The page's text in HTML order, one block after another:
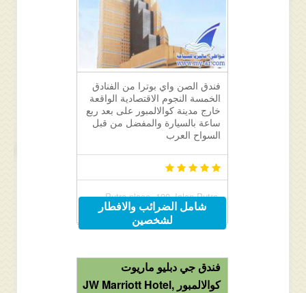
فندق الصن واي بوترا من الفنادق
الخمسة النجوم الاقتصادية الواقعة
خارج مدينة كوالالمبور على بعد ربع
ساعة بالسيارة والمفضل من قبل
السواح العرب
Putra place, 100 Jalan Putra,
Chowkit / Putra WTC, Kuala
Lumpur, Malaysia
شامل الضرائب والافطار
لشخصين
فندق جي دبليو ماريوت
كوالالمبور JW Marriott Hotel,